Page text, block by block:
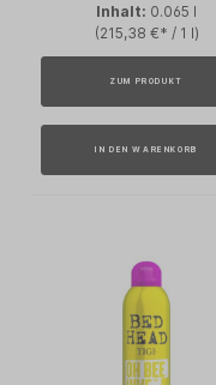
Inhalt: 0.065 l
(215,38 €* / 1 l)
ZUM PRODUKT
IN DEN WARENKORB